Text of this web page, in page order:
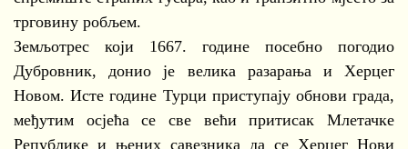
трговину робљем.
Земљотрес који 1667. године посебно погодио
Дубровник, донио је велика разарања и Херцег
Новом. Исте године Турци приступају обнови града,
међутим осјећа се све већи притисак Млетачке
Републике и њених савезника да се Херцег Нови